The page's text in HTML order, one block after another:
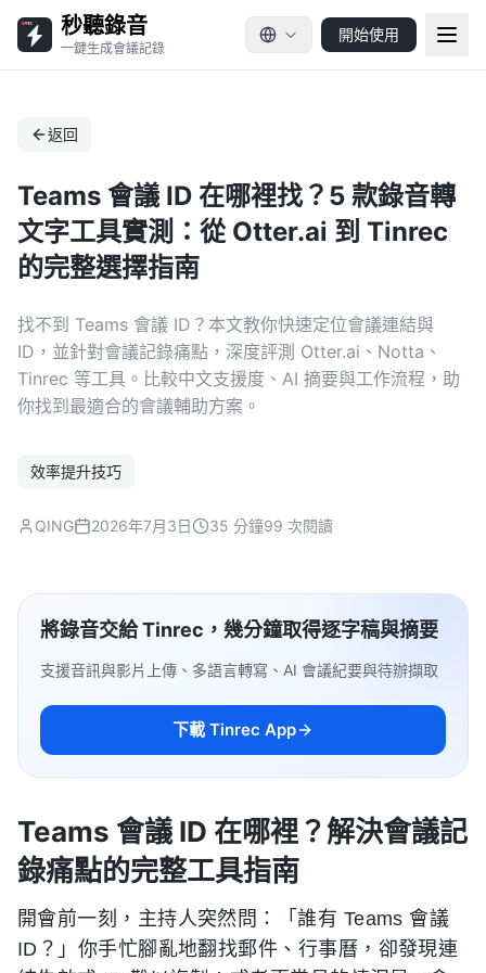
秒聽錄音
一鍵生成會議記錄
開始使用
返回
Teams 會議 ID 在哪裡找？5 款錄音轉
文字工具實測：從 Otter.ai 到 Tinrec
的完整選擇指南
找不到 Teams 會議 ID？本文教你快速定位會議連結與
ID，並針對會議記錄痛點，深度評測 Otter.ai、Notta、
Tinrec 等工具。比較中文支援度、AI 摘要與工作流程，助
你找到最適合的會議輔助方案。
效率提升技巧
QING 2026年7月3日 35 分鐘99 次閱讀
將錄音交給 Tinrec，幾分鐘取得逐字稿與摘要
支援音訊與影片上傳、多語言轉寫、AI 會議紀要與待辦擷取
下載 Tinrec App
Teams 會議 ID 在哪裡？解決會議記
錄痛點的完整工具指南
開會前一刻，主持人突然問：「誰有 Teams 會議
ID？」你手忙腳亂地翻找郵件、行事曆，卻發現連